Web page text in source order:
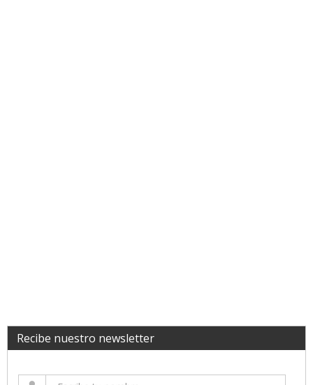
Recibe nuestro newsletter